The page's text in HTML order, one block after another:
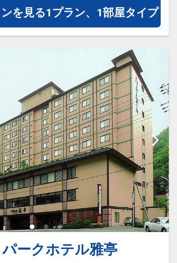
用料として3～5歳の添い寝
す(現地払い)
を見る1プラン、1部屋タイプ
ークホテル雅亭